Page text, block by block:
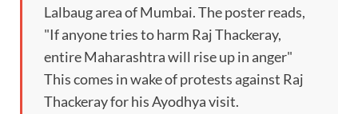
Lalbaug area of ​​Mumbai. The poster reads,
"If anyone tries to harm Raj Thackeray,
entire Maharashtra will rise up in anger"
This comes in wake of protests against Raj
Thackeray for his Ayodhya visit.